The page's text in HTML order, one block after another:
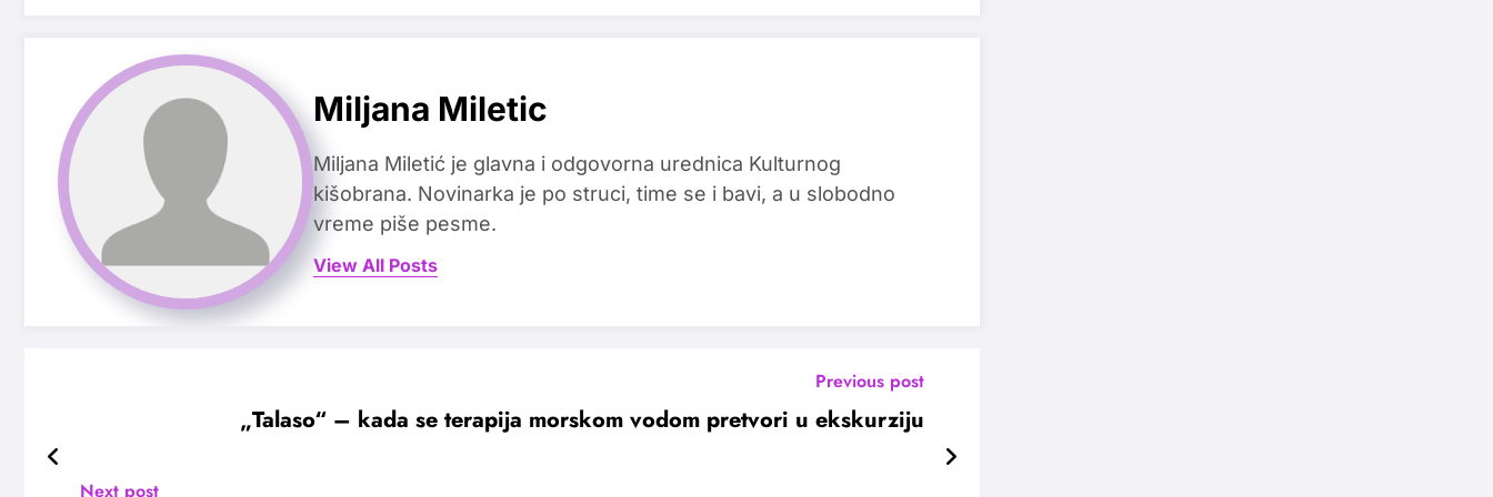
Miljana Miletic
Miljana Miletić je glavna i odgovorna urednica Kulturnog
kišobrana. Novinarka je po struci, time se i bavi, a u slobodno
vreme piše pesme.
View All Posts
Previous post
„Talaso“ – kada se terapija morskom vodom pretvori u ekskurziju
Next post